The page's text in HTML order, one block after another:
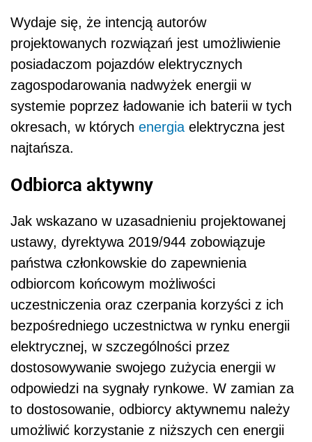
Wydaje się, że intencją autorów
projektowanych rozwiązań jest umożliwienie
posiadaczom pojazdów elektrycznych
zagospodarowania nadwyżek energii w
systemie poprzez ładowanie ich baterii w tych
okresach, w których energia elektryczna jest
najtańsza.
Odbiorca aktywny
Jak wskazano w uzasadnieniu projektowanej
ustawy, dyrektywa 2019/944 zobowiązuje
państwa członkowskie do zapewnienia
odbiorcom końcowym możliwości
uczestniczenia oraz czerpania korzyści z ich
bezpośredniego uczestnictwa w rynku energii
elektrycznej, w szczególności przez
dostosowywanie swojego zużycia energii w
odpowiedzi na sygnały rynkowe. W zamian za
to dostosowanie, odbiorcy aktywnemu należy
umożliwić korzystanie z niższych cen energii